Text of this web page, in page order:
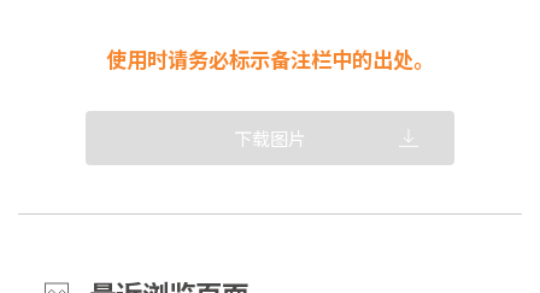
使用时请务必标示备注栏中的出处。
下载图片